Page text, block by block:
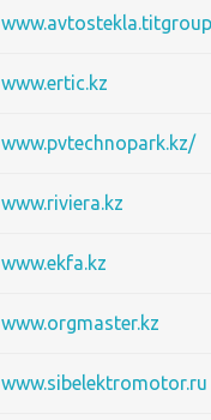
www.ertic.kz
www.pvtechnopark.kz/
www.riviera.kz
www.ekfa.kz
www.orgmaster.kz
www.sibelektromotor.ru